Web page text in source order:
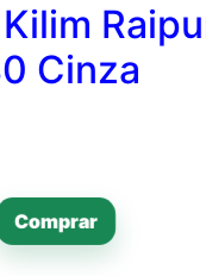
Cinza
Comprar